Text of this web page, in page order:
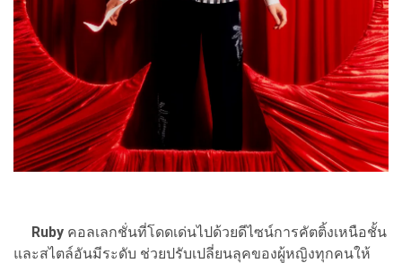
Ruby คอลเลกชั่นที่โดดเด่นไปด้วยดีไซน์การคัตติ้งเหนือชั้น
และสไตล์อันมีระดับ ช่วยปรับเปลี่ยนลุคของผู้หญิงทุกคนให้